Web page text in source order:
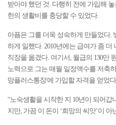
받아야 했던 것. 다행히 전에 가입해
한의 생활비를 충당할 수 있었다.
아픔은 그를 더욱 성숙하게 만들었다.
하게 일했다. 2010년에는 급여가 좀
직장을 옮겼다. 여기서, 월급의 130만
노력으로 그는 매월 일정액수를 저축
망플러스통장'에 가입할 자격을 얻었
“노숙생활을 시작한 지 10년이 되어갑
지만, 가끔 이 돈이 ‘희망의 씨앗’이 아